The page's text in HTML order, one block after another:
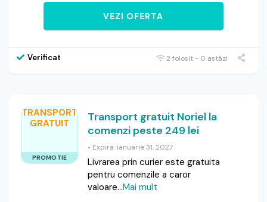
VEZI OFERTA
Verificat 2 folosit - 0 astăzi
TRANSPORT
GRATUIT
PROMOTIE
Transport gratuit Noriel la
comenzi peste 249 lei
• Expira: ianuarie 31, 2027
Livrarea prin curier este gratuita
pentru comenzile a caror
valoare...Mai mult